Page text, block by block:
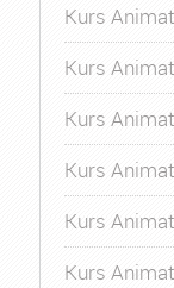
Kurs
Kurs
Kurs
Kurs
Kurs
Kurs